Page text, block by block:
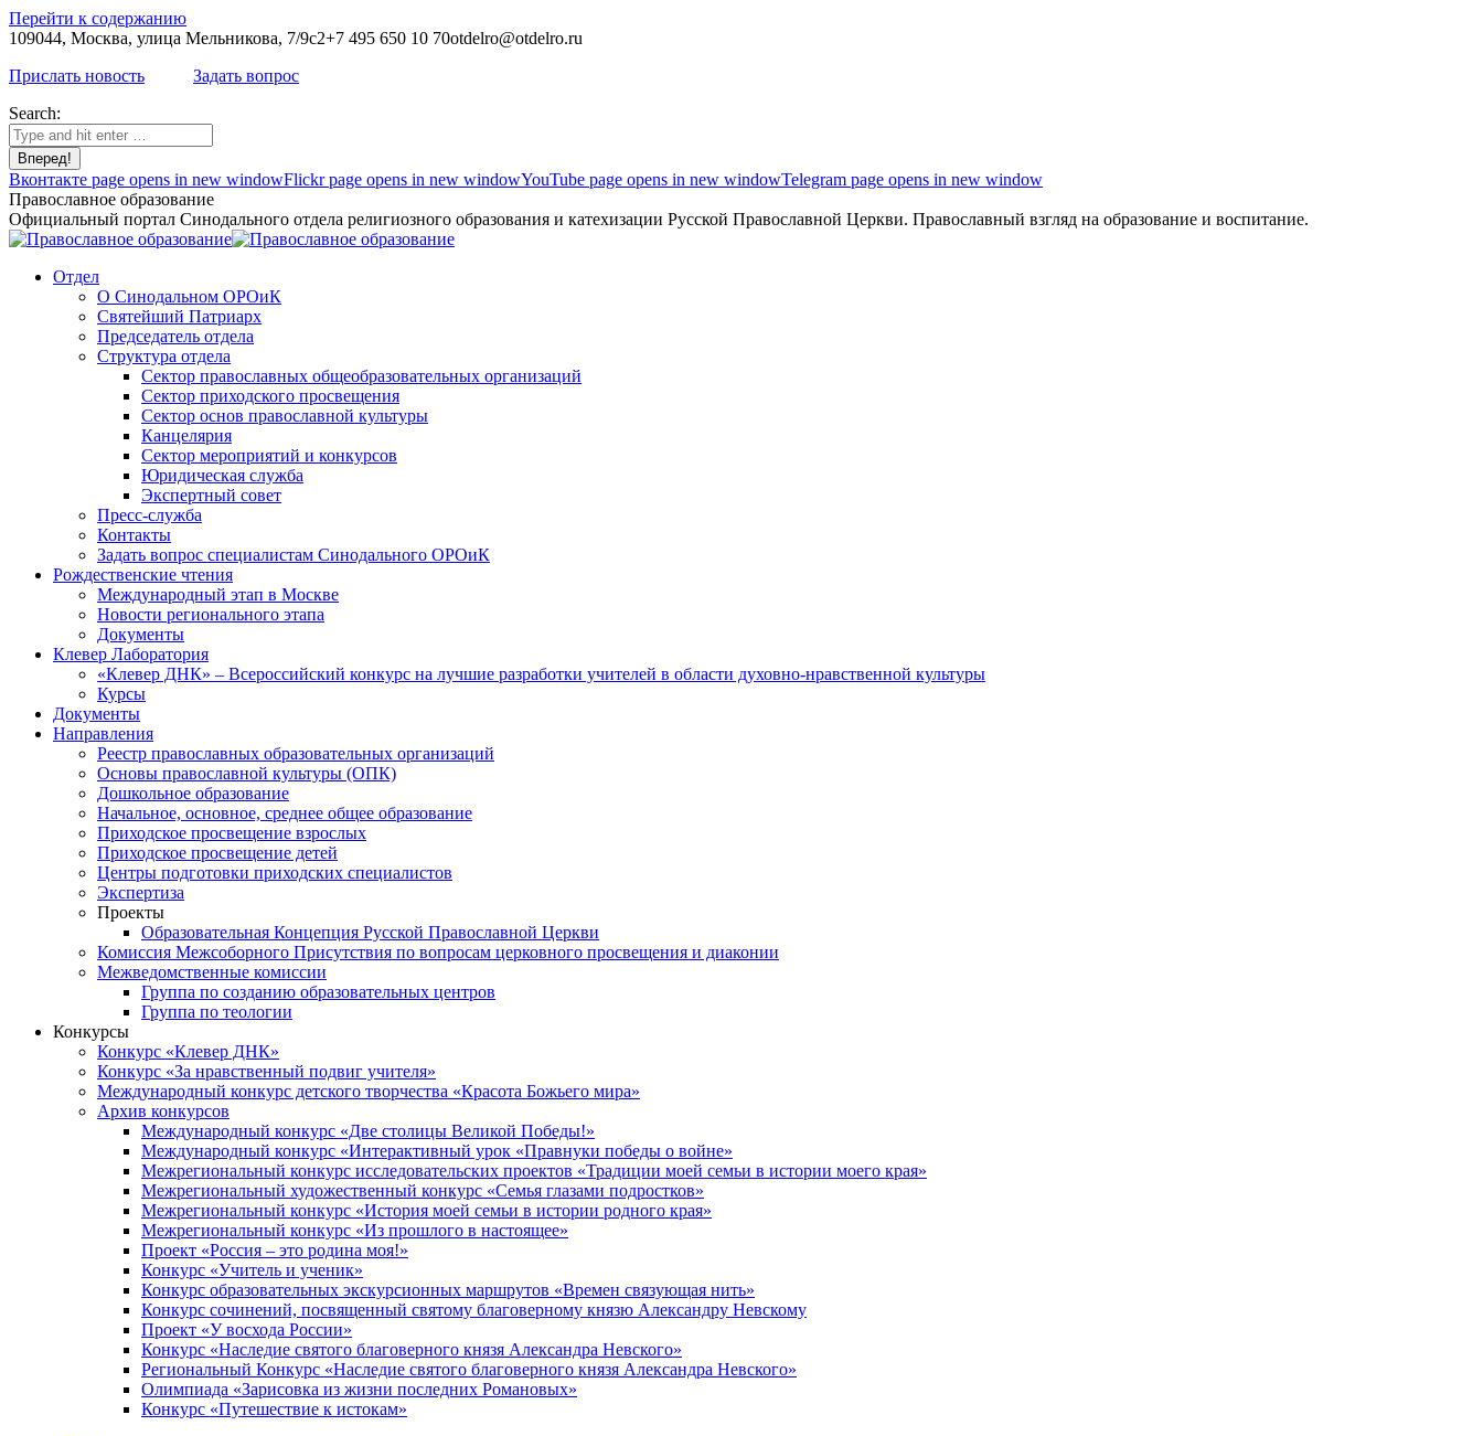
Перейти к содержанию
109044, Москва, улица Мельникова, 7/9с2+7 495 650 10 70otdelro@otdelro.ru
Прислать новость
Задать вопрос
Search:
Вконтакте page opens in new windowFlickr page opens in new windowYouTube page opens in new windowTelegram page opens in new window
Православное образование
Официальный портал Синодального отдела религиозного образования и катехизации Русской Православной Церкви. Православный взгляд на образование и воспитание.
Отдел
О Синодальном ОРОиК
Святейший Патриарх
Председатель отдела
Структура отдела
Сектор православных общеобразовательных организаций
Сектор приходского просвещения
Сектор основ православной культуры
Канцелярия
Сектор мероприятий и конкурсов
Юридическая служба
Экспертный совет
Пресс-служба
Контакты
Задать вопрос специалистам Синодального ОРОиК
Рождественские чтения
Международный этап в Москве
Новости регионального этапа
Документы
Клевер Лаборатория
«Клевер ДНК» – Всероссийский конкурс на лучшие разработки учителей в области духовно-нравственной культуры
Курсы
Документы
Направления
Реестр православных образовательных организаций
Основы православной культуры (ОПК)
Дошкольное образование
Начальное, основное, среднее общее образование
Приходское просвещение взрослых
Приходское просвещение детей
Центры подготовки приходских специалистов
Экспертиза
Проекты
Образовательная Концепция Русской Православной Церкви
Комиссия Межсоборного Присутствия по вопросам церковного просвещения и диаконии
Межведомственные комиссии
Группа по созданию образовательных центров
Группа по теологии
Конкурсы
Конкурс «Клевер ДНК»
Конкурс «За нравственный подвиг учителя»
Международный конкурс детского творчества «Красота Божьего мира»
Архив конкурсов
Международный конкурс «Две столицы Великой Победы!»
Международный конкурс «Интерактивный урок «Правнуки победы о войне»
Межрегиональный конкурс исследовательских проектов «Традиции моей семьи в истории моего края»
Межрегиональный художественный конкурс «Семья глазами подростков»
Межрегиональный конкурс «История моей семьи в истории родного края»
Межрегиональный конкурс «Из прошлого в настоящее»
Проект «Россия – это родина моя!»
Конкурс «Учитель и ученик»
Конкурс образовательных экскурсионных маршрутов «Времен связующая нить»
Конкурс сочинений, посвященный святому благоверному князю Александру Невскому
Проект «У восхода России»
Конкурс «Наследие святого благоверного князя Александра Невского»
Региональный Конкурс «Наследие святого благоверного князя Александра Невского»
Олимпиада «Зарисовка из жизни последних Романовых»
Конкурс «Путешествие к истокам»